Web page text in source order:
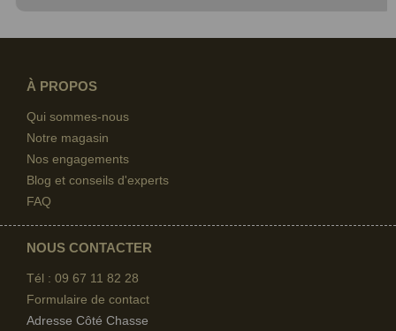
À PROPOS
Qui sommes-nous
Notre magasin
Nos engagements
Blog et conseils d'experts
FAQ
NOUS CONTACTER
Tél : 09 67 11 82 28
Formulaire de contact
Adresse Côté Chasse